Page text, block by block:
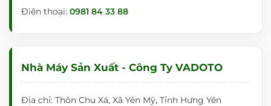
Điện thoại: 0981 84 33 88
Nhà Máy Sản Xuất - Công Ty VADOTO
Địa chỉ: Thôn Chu Xá, Xã Yên Mỹ, Tỉnh Hưng Yên